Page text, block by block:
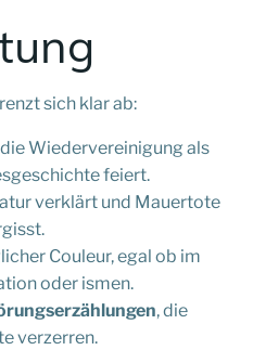
sich klar ab:
Wiedervereinigung als
feiert.
verklärt und Mauertote
Couleur, egal ob im
oder ismen.
, die
verzerren.